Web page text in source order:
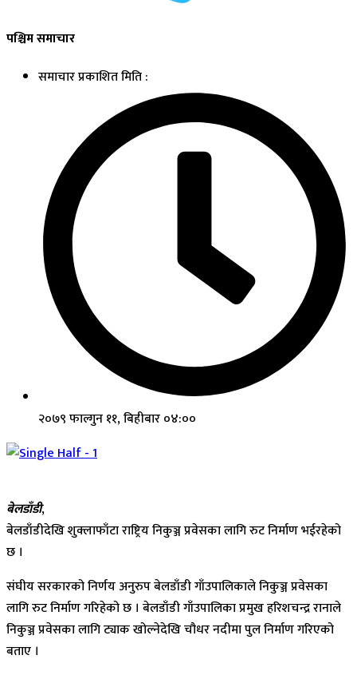
पश्चिम समाचार
समाचार प्रकाशित मिति :
२०७९ फाल्गुन ११, बिहीबार ०४:००
बेलडाँडी,
बेलडाँडीदेखि शुक्लाफाँटा राष्ट्रिय निकुञ्ज प्रवेसका लागि रुट निर्माण भईरहेको
छ ।
संघीय सरकारको निर्णय अनुरुप बेलडाँडी गाँउपालिकाले निकुञ्ज प्रवेसका
लागि रुट निर्माण गरिहेको छ । बेलडाँडी गाँउपालिका प्रमुख हरिशचन्द्र रानाले
निकुञ्ज प्रवेसका लागि ट्याक खोल्नेदेखि चौधर नदीमा पुल निर्माण गरिएको
बताए ।